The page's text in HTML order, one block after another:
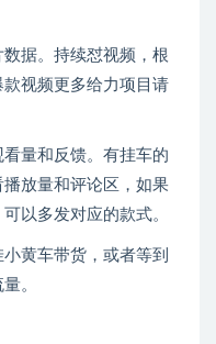
据。持续怼视频，根
视频更多给力项目请
量和反馈。有挂车的
放量和评论区，如果
以多发对应的款式。
黄车带货，或者等到
。